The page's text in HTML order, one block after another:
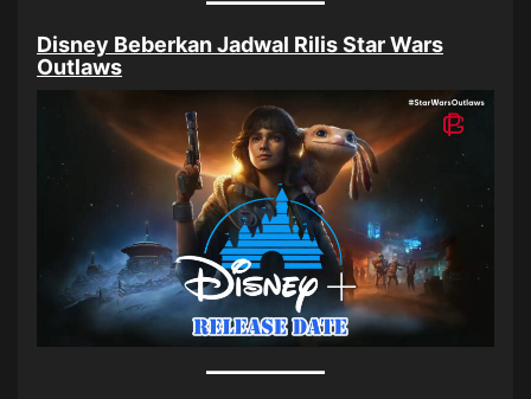
Disney Beberkan Jadwal Rilis Star Wars
Outlaws